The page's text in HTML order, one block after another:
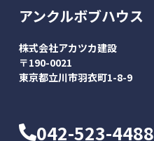
アンクルボブハウス
株式会社アカツカ建設
〒190-0021
東京都立川市羽衣町1-8-9
042-523-4488